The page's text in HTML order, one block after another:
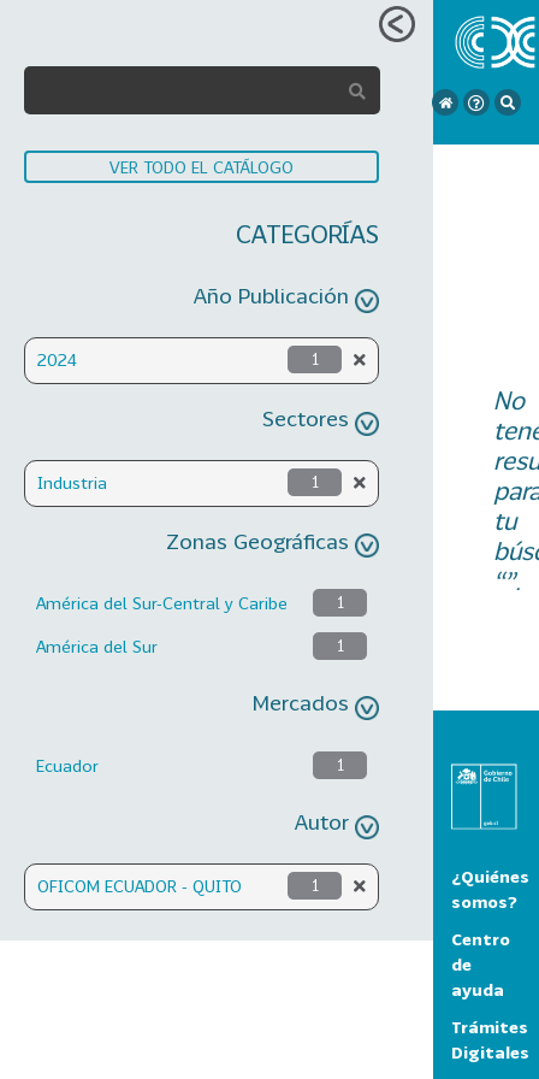
VER TODO EL CATÁLOGO
CATEGORÍAS
Año Publicación
2024 1
Sectores
Industria 1
Zonas Geográficas
América del Sur-Central y Caribe 1
América del Sur 1
Mercados
Ecuador 1
Autor
OFICOM ECUADOR - QUITO 1
No
tu
“”.
¿Quiénes
somos?
Centro
de
ayuda
Trámites
Digitales